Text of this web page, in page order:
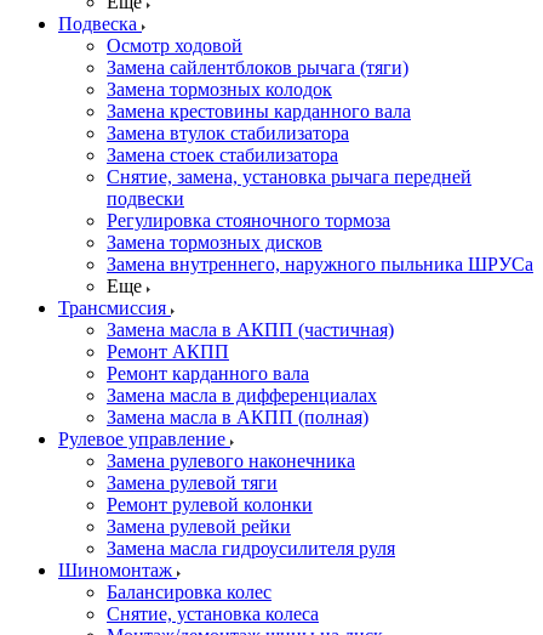
Подвеска
Осмотр ходовой
Замена сайлентблоков рычага (тяги)
Замена тормозных колодок
Замена крестовины карданного вала
Замена втулок стабилизатора
Замена стоек стабилизатора
Снятие, замена, установка рычага передней
подвески
Регулировка стояночного тормоза
Замена тормозных дисков
Замена внутреннего, наружного пыльника ШРУСа
Еще
Трансмиссия
Замена масла в АКПП (частичная)
Ремонт АКПП
Ремонт карданного вала
Замена масла в дифференциалах
Замена масла в АКПП (полная)
Рулевое управление
Замена рулевого наконечника
Замена рулевой тяги
Ремонт рулевой колонки
Замена рулевой рейки
Замена масла гидроусилителя руля
Шиномонтаж
Балансировка колес
Снятие, установка колеса